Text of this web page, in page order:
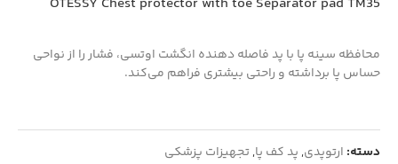
محافظه سینه پا با پد فاصله دهنده انگشت اوتسی، فشار را از نواحی
حساس پا برداشته و راحتی بیشتری فراهم می‌کند.
دسته: ارتوپدی,پد کف پا,تجهیزات پزشکی